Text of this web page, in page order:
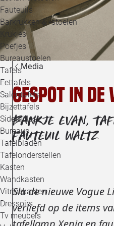
Fauteuils
Barkrukken & -stoelen
Krukjes
Poefjes
Bureaustoelen
Tafels
Eettafels
Salontafels
Bijzettafels
Sidetables
Bureaus
Tafelbladen
Tafelonderstellen
Kasten
Wandkasten
Vitrinekasten
Dressoirs
Tv meubels
Media
Gespot in de
BANKJE EVAN,
FAUTEUIL WALTZ
Sla de nieuwe Vogue
verliefd op de items